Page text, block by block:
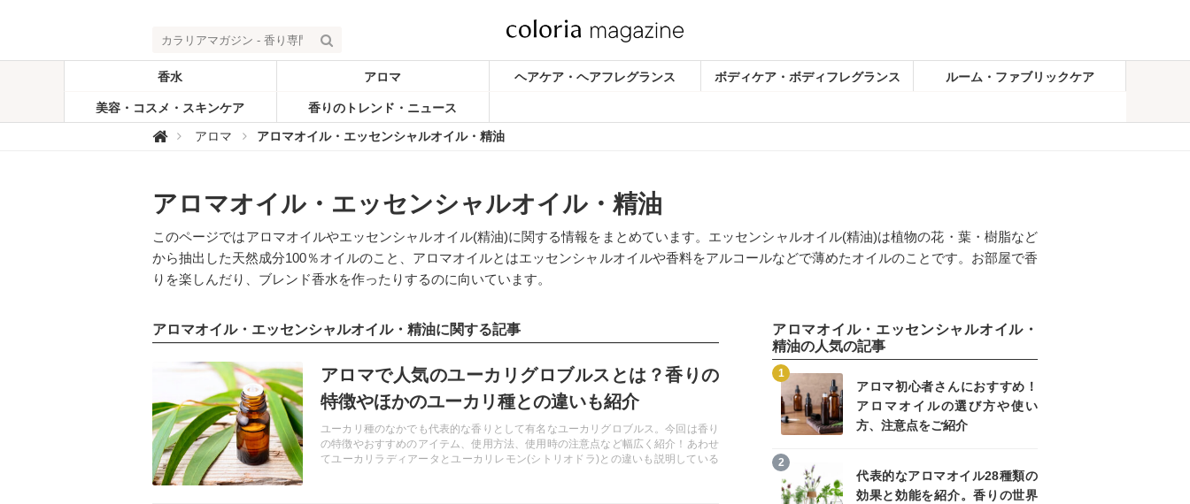
香水 アロマ ヘアケア・ヘアフレグランス ボディケア・ボディフレグランス ルーム・ファブリックケア
美容・コスメ・スキンケア 香りのトレンド・ニュース
カ
ガ
-
香
り
専
門
ア
アロマ アロマオイル・エッセンシャルオイル・精油
アロマオイル・エッセンシャルオイル・精油
このページではアロマオイルやエッセンシャルオイル(精油)に関する情報をまとめています。エッセンシャルオイル(精油)は植物の花・葉・樹脂など
から抽出した天然成分100％オイルのこと、アロマオイルとはエッセンシャルオイルや香料をアルコールなどで薄めたオイルのことです。お部屋で香
りを楽しんだり、ブレンド香水を作ったりするのに向いています。
アロマオイル・エッセンシャルオイル・精油に関する記事
アロマで人気のユーカリグロブルスとは？香りの
特徴やほかのユーカリ種との違いも紹介
ユーカリ種のなかでも代表的な香りとして有名なユーカリグロブルス。今回は香り
の特徴やおすすめのアイテム、使用方法、使用時の注意点など幅広く紹介！あわせ
てユーカリラディアータとユーカリレモン(シトリオドラ)との違いも説明している
アロマオイル・エッセンシャルオイル・
精油の人気の記事
アロマ初心者さんにおすすめ！
アロマオイルの選び方や使い
方、注意点をご紹介
1
記事を読む
代表的なアロマオイル28種類の
効果と効能を紹介。香りの世界
2
記事を読む